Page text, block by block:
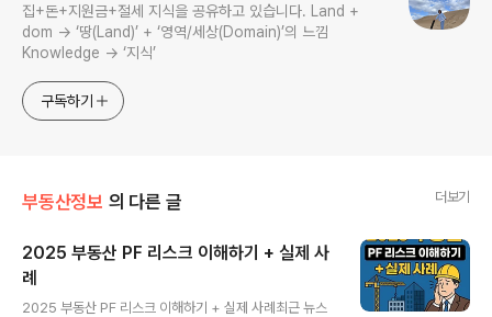
집+돈+지원금+절세 지식을 공유하고 있습니다. Land +
dom → ‘땅(Land)’ + ‘영역/세상(Domain)’의 느낌
Knowledge → ‘지식’
구독하기
부동산정보 의 다른 글 더보기
2025 부동산 PF 리스크 이해하기 + 실제 사
례
2025 부동산 PF 리스크 이해하기 + 실제 사례최근 뉴스